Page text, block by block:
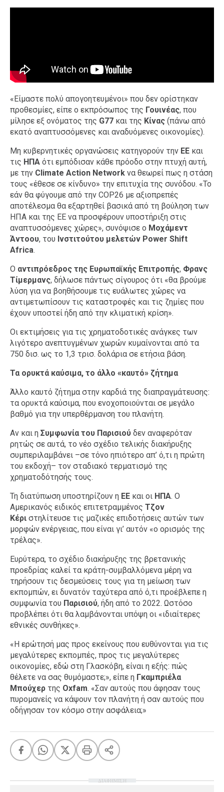
«Είμαστε πολύ απογοητευμένοι» που δεν ορίστηκαν
προθεσμίες, είπε ο εκπρόσωπος της Γουινέας, που
μίλησε εξ ονόματος της G77 και της Κίνας (πάνω από
εκατό αναπτυσσόμενες και αναδυόμενες οικονομίες).
Μη κυβερνητικές οργανώσεις κατηγορούν την ΕΕ και
τις ΗΠΑ ότι εμπόδισαν κάθε πρόοδο στην πτυχή αυτή,
με την Climate Action Network να θεωρεί πως η στάση
τους «έθεσε σε κίνδυνο» την επιτυχία της συνόδου. «Το
εάν θα φύγουμε από την COP26 με αξιοπρεπές
αποτέλεσμα θα εξαρτηθεί βασικά από τη βούληση των
ΗΠΑ και της ΕΕ να προσφέρουν υποστήριξη στις
αναπτυσσόμενες χώρες», συνόψισε ο Μοχάμεντ
Άντοου, του νστιτούτου μελετών Power Shift
Africa.
Ο αντιπρόεδρος της Ευρωπαϊκής Επιτροπής, Φρανς
Τίμερμανς, δήλωσε πάντως σίγουρος ότι «θα βρούμε
λύση για να βοηθήσουμε τις ευάλωτες χώρες να
αντιμετωπίσουν τις καταστροφές και τις ζημίες που
έχουν υποστεί ήδη από την κλιματική κρίση».
Οι εκτιμήσεις για τις χρηματοδοτικές ανάγκες των
λιγότερο ανεπτυγμένων χωρών κυμαίνονται από τα
750 δισ. ως το 1,3 τρισ. δολάρια σε ετήσια βάση.
Τα ορυκτά καύσιμα, το άλλο «καυτό» ζήτημα
Άλλο καυτό ζήτημα στην καρδιά της διαπραγμάτευσης:
τα ορυκτά καύσιμα, που ενοχοποιούνται σε μεγάλο
βαθμό για την υπερθέρμανση του πλανήτη.
Αν και η Συμφωνία του Παρισιού δεν αναφερόταν
ρητώς σε αυτά, το νέο σχέδιο τελικής διακήρυξης
συμπεριλαμβάνει –σε τόνο ηπιότερο απ’ ό,τι η πρώτη
του εκδοχή– τον σταδιακό τερματισμό της
χρηματοδότησής τους.
Τη διατύπωση υποστηρίζουν η ΕΕ και οι ΗΠΑ. Ο
Αμερικανός ειδικός επιτετραμμένος Τζον
Κέρι στηλίτευσε τις μαζικές επιδοτήσεις αυτών των
μορφών ενέργειας, που είναι γι’ αυτόν «ο ορισμός της
τρέλας».
Ευρύτερα, το σχέδιο διακήρυξης της βρετανικής
προεδρίας καλεί τα κράτη-συμβαλλόμενα μέρη να
τηρήσουν τις δεσμεύσεις τους για τη μείωση των
εκπομπών, ει δυνατόν ταχύτερα από ό,τι προέβλεπε η
συμφωνία του Παρισιού, ήδη από το 2022. Ωστόσο
προβλέπει ότι θα λαμβάνονται υπόψη οι «ιδιαίτερες
εθνικές συνθήκες».
«Η ερώτησή μας προς εκείνους που ευθύνονται για τις
μεγαλύτερες εκπομπές, προς τις μεγαλύτερες
οικονομίες, εδώ στη Γλασκόβη, είναι η εξής: πώς
θέλετε να σας θυμόμαστε;», είπε η Γκαμπριέλα
Μπούχερ της Oxfam. «Σαν αυτούς που άφησαν τους
πυρομανείς να κάψουν τον πλανήτη ή σαν αυτούς που
οδήγησαν τον κόσμο στην ασφάλεια;»
ΔΙΑΦΗΜΙΣΗ